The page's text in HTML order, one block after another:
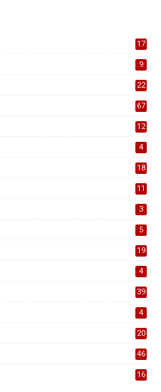
17
9
22
67
12
4
18
11
3
5
19
4
39
4
20
46
16